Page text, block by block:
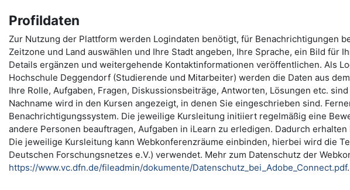
Profildaten
Zur Nutzung der Plattform werden Logindaten benötigt, für Benachrichtigungen
Zeitzone und Land auswählen und Ihre Stadt angeben, Ihre Sprache, ein Bild für
Details ergänzen und weitergehende Kontaktinformationen veröffentlichen. Als
Hochschule Deggendorf (Studierende und Mitarbeiter) werden die Daten aus
Ihre Rolle, Aufgaben, Fragen, Diskussionsbeiträge, Antworten, Lösungen etc.
Nachname wird in den Kursen angezeigt, in denen Sie eingeschrieben sind.
Benachrichtigungssystem. Die jeweilige Kursleitung initiiert regelmäßig eine
andere Personen beauftragen, Aufgaben in iLearn zu erledigen. Dadurch
Die jeweilige Kursleitung kann Webkonferenzräume einbinden, hierbei wird die
Deutschen Forschungsnetzes e.V.) verwendet. Mehr zum Datenschutz der
https://www.vc.dfn.de/fileadmin/dokumente/Datenschutz_bei_Adobe_Connect.pdf.